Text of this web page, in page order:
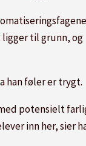
ligger til grunn, og
han føler er trygt.
potensielt
inn her, sier